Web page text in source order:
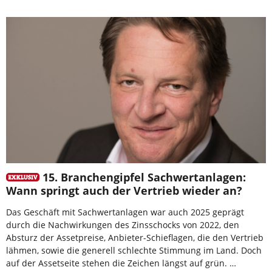
15. Branchengipfel Sachwertanlagen:
Wann springt auch der Vertrieb wieder an?
Das Geschäft mit Sachwertanlagen war auch 2025 geprägt
durch die Nachwirkungen des Zinsschocks von 2022, den
Absturz der Assetpreise, Anbieter-Schieflagen, die den Vertrieb
lähmen, sowie die generell schlechte Stimmung im Land. Doch
auf der Assetseite stehen die Zeichen längst auf grün. …